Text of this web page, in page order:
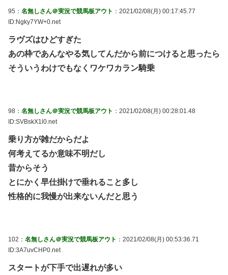
95： 名無しさん＠実況で競馬板アウト ：2021/02/08(月) 00:17:45.77
ID:Ngky7YW+0.net
ラヴズはひどすぎた
あの枠であんなやる気してんだから前につけると思ったら
そういうわけでもなくワケワカラン騎乗
98： 名無しさん＠実況で競馬板アウト ：2021/02/08(月) 00:28:01.48
ID:SVBskX1l0.net
乗り方が雑だからだよ
何考えてるか意味不明だし
昔からそう
とにかく早仕掛けで垂れること多し
性格的に我慢が出来ないんだと思う
102： 名無しさん＠実況で競馬板アウト ：2021/02/08(月) 00:53:36.71
ID:3A7uvCHP0.net
スタートが下手で出遅れが多い